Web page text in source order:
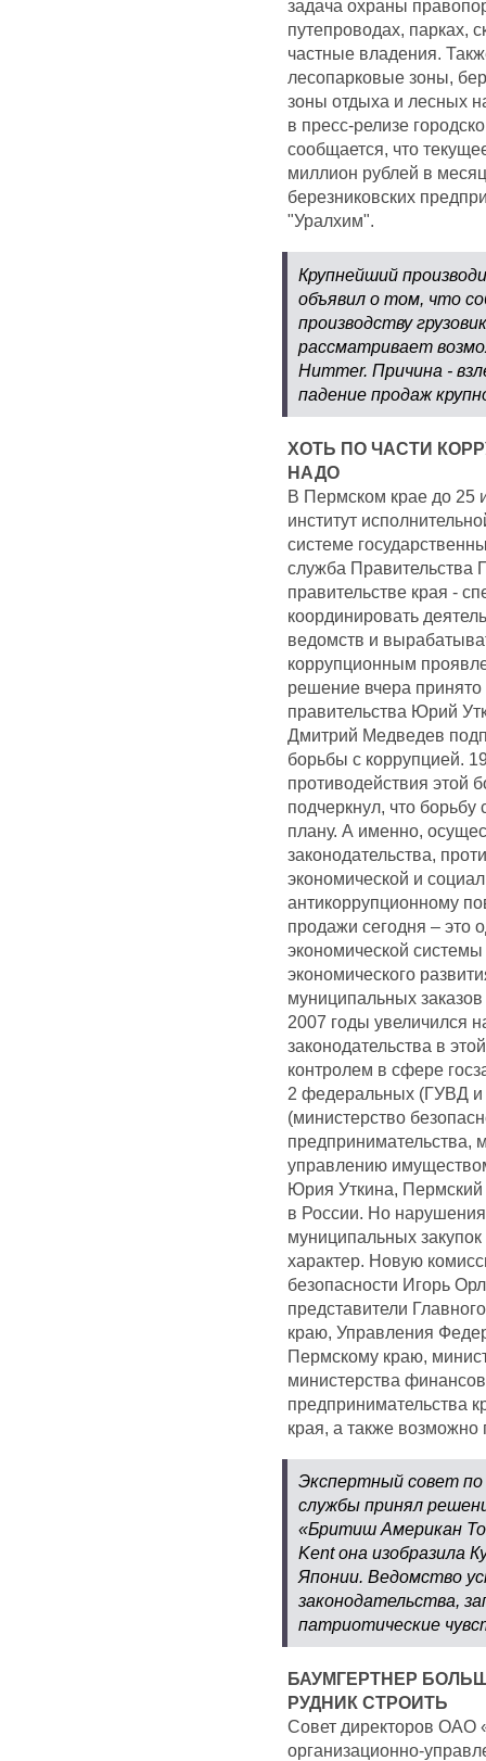
задача охраны
путепроводах, парках,
частные владения.
лесопарковые зоны,
зоны отдыха и лесных
в пресс-релизе
сообщается, что
миллион рублей в
березниковских
"Уралхим".
Крупнейший
объявил о том, что
производству
рассматривает
Hummer. Причина -
падение продаж
ХОТЬ ПО ЧАСТИ
НАДО
В Пермском крае до 25
институт
системе
служба Правительства
правительстве края -
координировать
ведомств и
коррупционным
решение вчера
правительства Юрий
Дмитрий Медведев
борьбы с коррупцией.
противодействия этой
подчеркнул, что борьбу
плану. А именно,
законодательства,
экономической и
антикоррупционному
продажи сегодня – это
экономической
экономического
муниципальных
2007 годы увеличился
законодательства в
контролем в сфере
2 федеральных (ГУВД
(министерство
предпринимательства,
управлению
Юрия Уткина, Пермский
в России. Но нарушения
муниципальных
характер. Новую
безопасности Игорь
представители
краю, Управления
Пермскому краю,
министерства
предпринимательства
края, а также возможно
Экспертный совет
службы принял
«Бритиш Американ
Kent она изобразила
Японии. Ведомство
законодательства,
патриотические
БАУМГЕРТНЕР
РУДНИК СТРОИТЬ
Совет директоров ОАО
организационно-